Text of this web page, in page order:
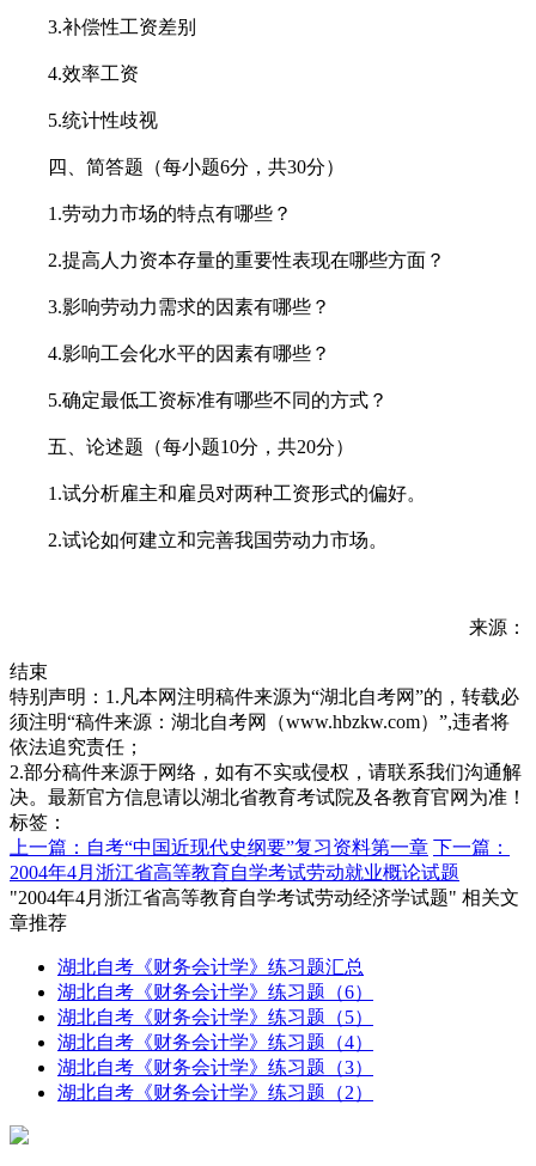
3.补偿性工资差别
4.效率工资
5.统计性歧视
四、简答题（每小题6分，共30分）
1.劳动力市场的特点有哪些？
2.提高人力资本存量的重要性表现在哪些方面？
3.影响劳动力需求的因素有哪些？
4.影响工会化水平的因素有哪些？
5.确定最低工资标准有哪些不同的方式？
五、论述题（每小题10分，共20分）
1.试分析雇主和雇员对两种工资形式的偏好。
2.试论如何建立和完善我国劳动力市场。
来源：
结束
特别声明：1.凡本网注明稿件来源为“湖北自考网”的，转载必
须注明“稿件来源：湖北自考网（www.hbzkw.com）”,违者将
依法追究责任；
2.部分稿件来源于网络，如有不实或侵权，请联系我们沟通解
决。最新官方信息请以湖北省教育考试院及各教育官网为准！
标签：
上一篇：自考“中国近现代史纲要”复习资料第一章 下一篇：
2004年4月浙江省高等教育自学考试劳动就业概论试题
"2004年4月浙江省高等教育自学考试劳动经济学试题" 相关文
章推荐
湖北自考《财务会计学》练习题汇总
湖北自考《财务会计学》练习题（6）
湖北自考《财务会计学》练习题（5）
湖北自考《财务会计学》练习题（4）
湖北自考《财务会计学》练习题（3）
湖北自考《财务会计学》练习题（2）